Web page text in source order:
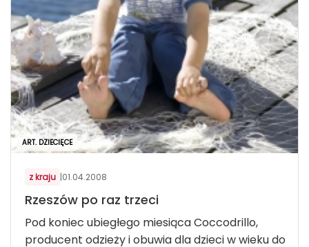
ART. DZIECIĘCE
z kraju |01.04.2008
Rzeszów po raz trzeci
Pod koniec ubiegłego miesiąca Coccodrillo,
producent odzieży i obuwia dla dzieci w wieku do